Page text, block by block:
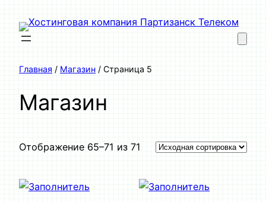
содержимому
Главная / Магазин / Страница 5
Магазин
Отображение 65–71 из 71